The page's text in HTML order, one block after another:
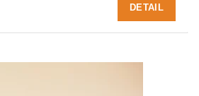
DETAIL